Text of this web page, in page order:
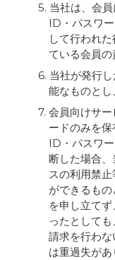
5. 当社は、会
ID・パスワ
して行われ
ている会員の
6. 当社が発行
能なものとし
7. 会員向けサ
ードのみを
ID・パスワ
断した場合
スの利用禁
ができるも
を申し立て
ったとして
請求を行わ
は重過失が